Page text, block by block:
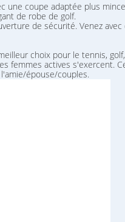
coupe adaptée plus
de robe de golf.
de sécurité. Venez
choix pour le tennis,
femmes actives s'exercent.
épouse/couples.